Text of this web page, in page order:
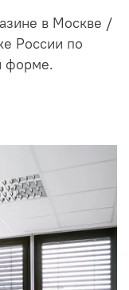
в Москве /
России по
форме.